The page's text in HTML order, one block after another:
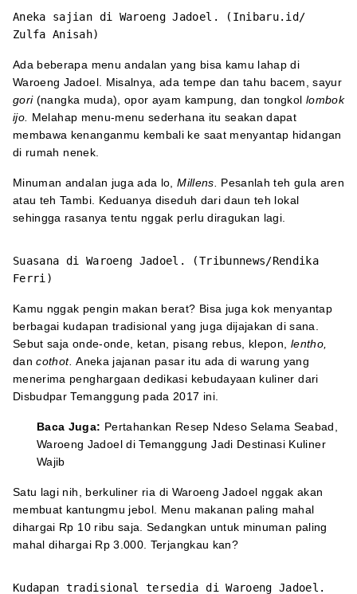
Aneka sajian di Waroeng Jadoel. (Inibaru.id/
Zulfa Anisah)
Ada beberapa menu andalan yang bisa kamu lahap di
Waroeng Jadoel. Misalnya, ada tempe dan tahu bacem, sayur
gori (nangka muda), opor ayam kampung, dan tongkol lombok
ijo. Melahap menu-menu sederhana itu seakan dapat
membawa kenanganmu kembali ke saat menyantap hidangan
di rumah nenek.
Minuman andalan juga ada lo,Millens. Pesanlah teh gula aren
atau teh Tambi. Keduanya diseduh dari daun teh lokal
sehingga rasanya tentu nggak perlu diragukan lagi.
Suasana di Waroeng Jadoel. (Tribunnews/Rendika
Ferri)
Kamu nggak pengin makan berat? Bisa juga kok menyantap
berbagai kudapan tradisional yang juga dijajakan di sana.
Sebut saja onde-onde, ketan, pisang rebus, klepon, lentho,
dancothot.Aneka jajanan pasar itu ada di warung yang
menerima penghargaan dedikasi kebudayaan kuliner dari
Disbudpar Temanggung pada 2017 ini.
Baca Juga: Pertahankan Resep Ndeso Selama Seabad,
Waroeng Jadoel di Temanggung Jadi Destinasi Kuliner
Wajib
Satu lagi nih, berkuliner ria di Waroeng Jadoel nggak akan
membuat kantungmu jebol. Menu makanan paling mahal
dihargai Rp 10 ribu saja. Sedangkan untuk minuman paling
mahal dihargai Rp 3.000. Terjangkau kan?
Kudapan tradisional tersedia di Waroeng Jadoel.